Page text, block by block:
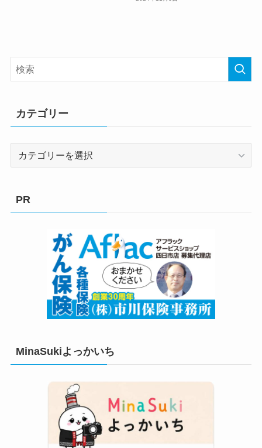
カテゴリー
PR
MinaSukiよっかいち